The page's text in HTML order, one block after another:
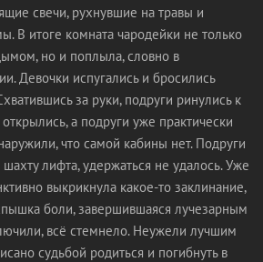
свечи, рухнувшие на травы и
В итоге комната чародейки не только
но и поплыла, словно в
Девочки испугались и бросились
за руки, подруги ринулись к
а подруги уже практически
что самой кабины нет. Подруги
лифта, удержаться не удалось. Уже
выкрикнула какое-то заклинание,
боли, завершившаяся лучезарным
всё стемнело. Неужели лучшим
судьбой родиться и погибнуть в